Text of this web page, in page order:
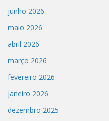
junho 2026
maio 2026
abril 2026
março 2026
fevereiro 2026
janeiro 2026
dezembro 2025